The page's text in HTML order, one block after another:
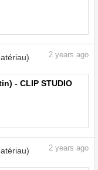
2 years ago
- CLIP STUDIO
2 years ago